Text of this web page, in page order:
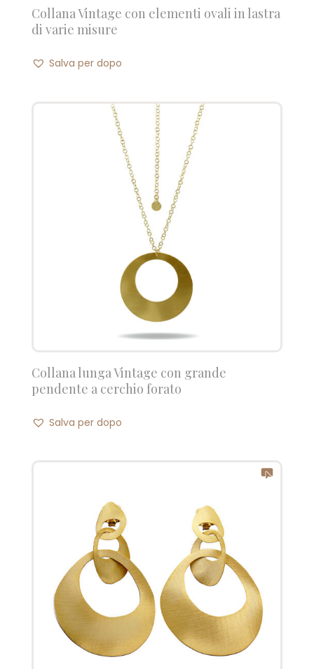
Collana Vintage con elementi ovali in lastra
di varie misure
Salva per dopo
Collana lunga Vintage con grande
pendente a cerchio forato
Salva per dopo